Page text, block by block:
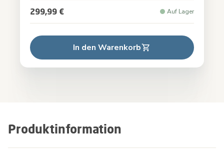
Produktinformation
299,99 € Auf Lager
In den Warenkorb